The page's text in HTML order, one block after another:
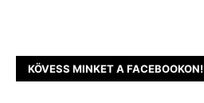
KÖVESS MINKET A FACEBOOKON!